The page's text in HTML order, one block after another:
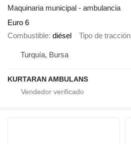
Maquinaria municipal - ambulancia
Euro 6
Combustible diésel Tipo de tracción
Turquía, Bursa
KURTARAN AMBULANS